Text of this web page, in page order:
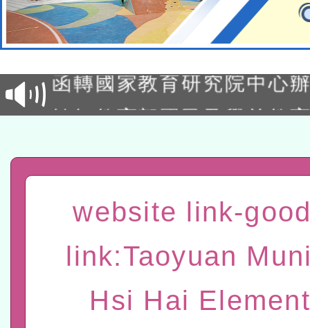
轉知教育部國民及學前教
灣師範大學辦理「114至
進學校輔導計畫師資專業
函轉國家教育研究院中心
民族教育政策研討會「原
轉知教育部國民及學前教
研習實施計畫－夢的N次
北場」計畫
臺北學習中心115年度第2
班」招生簡章及EDM
轉知有關國立成功大學辦
共融平台-教案暨教學示範
章
教育部國民及學前教育署
COVID-19疫苗接種計畫
措施，延長至115年9月28
本市兒童口腔健康促進－
後實發金額試算器」，請
「115年度教育部國民及
website link-
link:Taoyuan
Hsi Hai